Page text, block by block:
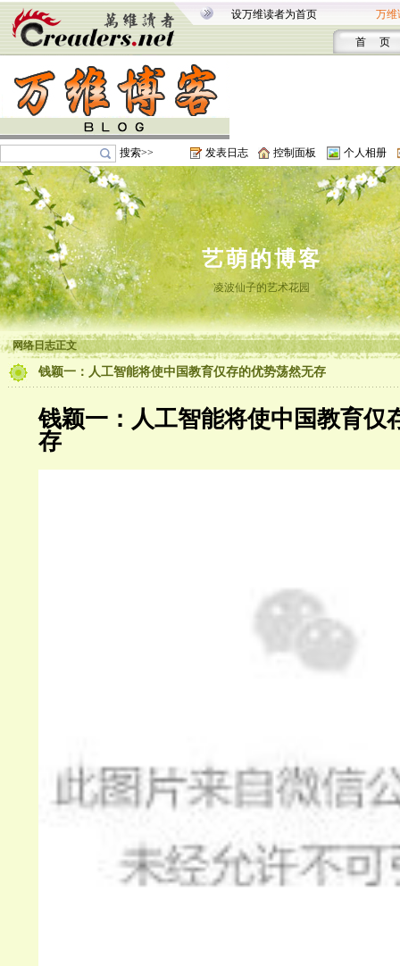
设万维读者为首页 万维
首 页
搜索>> 发表日志 控制面板 个人相册
艺萌的博客
凌波仙子的艺术花园
网络日志正文
钱颖一：人工智能将使中国教育仅存的优势荡然无存
钱颖一：人工智能将使中国教育仅
存